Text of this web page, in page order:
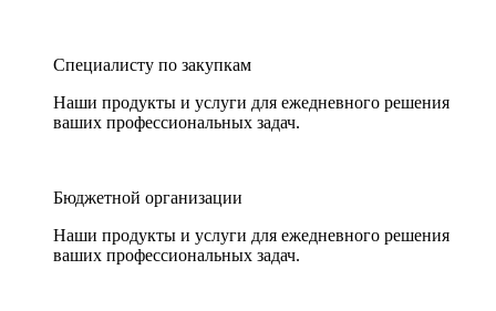
Специалисту по закупкам
Наши продукты и услуги для ежедневного решения
ваших профессиональных задач.
Бюджетной организации
Наши продукты и услуги для ежедневного решения
ваших профессиональных задач.